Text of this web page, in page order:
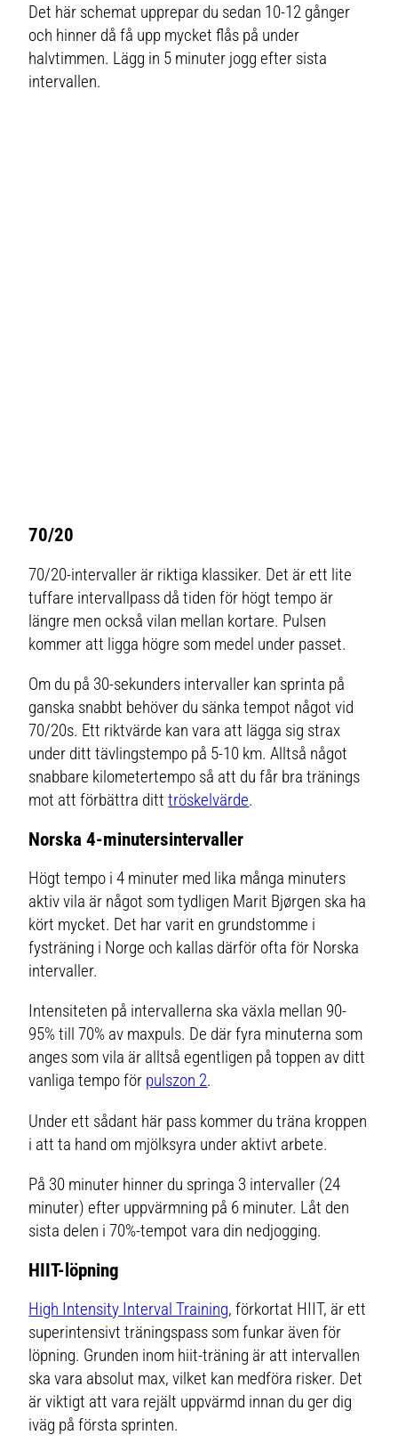
Det här schemat upprepar du sedan 10-12 gånger
och hinner då få upp mycket flås på under
halvtimmen. Lägg in 5 minuter jogg efter sista
intervallen.
70/20
70/20-intervaller är riktiga klassiker. Det är ett lite
tuffare intervallpass då tiden för högt tempo är
längre men också vilan mellan kortare. Pulsen
kommer att ligga högre som medel under passet.
Om du på 30-sekunders intervaller kan sprinta på
ganska snabbt behöver du sänka tempot något vid
70/20s. Ett riktvärde kan vara att lägga sig strax
under ditt tävlingstempo på 5-10 km. Alltså något
snabbare kilometertempo så att du får bra tränings
mot att förbättra ditttröskelvärde.
Norska 4-minutersintervaller
Högt tempo i 4 minuter med lika många minuters
aktiv vila är något som tydligen Marit Bjørgen ska ha
kört mycket. Det har varit en grundstomme i
fysträning i Norge och kallas därför ofta för Norska
intervaller.
Intensiteten på intervallerna ska växla mellan 90-
95% till 70% av maxpuls. De där fyra minuterna som
anges som vila är alltså egentligen på toppen av ditt
vanliga tempo för pulszon 2.
Under ett sådant här pass kommer du träna kroppen
i att ta hand om mjölksyra under aktivt arbete.
På 30 minuter hinner du springa 3 intervaller (24
minuter) efter uppvärmning på 6 minuter. Låt den
sista delen i 70%-tempot vara din nedjogging.
HIIT-löpning
High Intensity Interval Training, förkortat HIIT, är ett
superintensivt träningspass som funkar även för
löpning. Grunden inom hiit-träning är att intervallen
ska vara absolut max, vilket kan medföra risker. Det
är viktigt att vara rejält uppvärmd innan du ger dig
iväg på första sprinten.